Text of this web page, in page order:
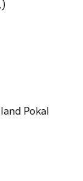
Pokal